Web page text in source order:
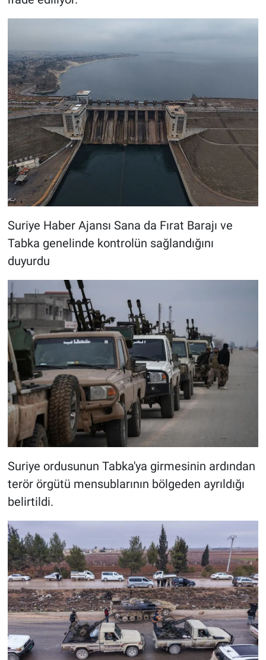
Suriye Haber Ajansı Sana da Fırat Barajı ve
Tabka genelinde kontrolün sağlandığını
duyurdu
Suriye ordusunun Tabka'ya girmesinin ardından
terör örgütü mensublarının bölgeden ayrıldığı
belirtildi.